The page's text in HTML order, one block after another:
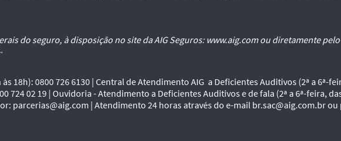
do seguro, à disposição no site da AIG Seguros: www.aig.com ou diretamente pelo
18h): 0800 726 6130 | Central de Atendimento AIG a Deficientes Auditivos (2ª a 6ª-
724 02 19 | Ouvidoria - Atendimento a Deficientes Auditivos e de fala (2ª a 6ª-feira,
parcerias@aig.com | Atendimento 24 horas através do e-mail br.sac@aig.com.br ou